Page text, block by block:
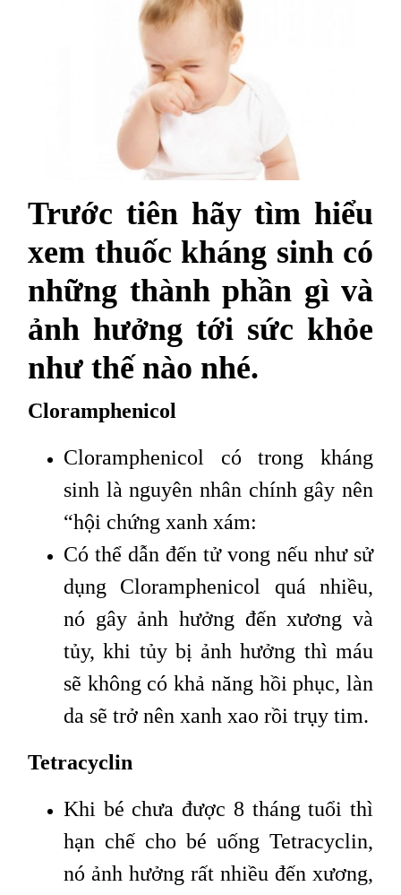
Trước tiên hãy tìm hiểu
xem thuốc kháng sinh có
những thành phần gì và
ảnh hưởng tới sức khỏe
như thế nào nhé.
Cloramphenicol
Cloramphenicol có trong kháng
sinh là nguyên nhân chính gây nên
“hội chứng xanh xám:
Có thể dẫn đến tử vong nếu như sử
dụng Cloramphenicol quá nhiều,
nó gây ảnh hưởng đến xương và
tủy, khi tủy bị ảnh hưởng thì máu
sẽ không có khả năng hồi phục, làn
da sẽ trở nên xanh xao rồi trụy tim.
Tetracyclin
Khi bé chưa được 8 tháng tuổi thì
hạn chế cho bé uống Tetracyclin,
nó ảnh hưởng rất nhiều đến xương,